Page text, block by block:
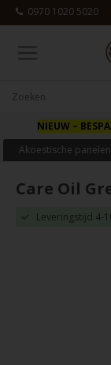
0970 1020 5020
NIEUW –
Akoestische panelen
Care Oil
Leveringstijd 4-